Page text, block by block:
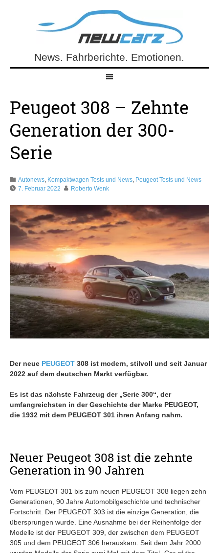
NewCarz.deNews. Fahrberichte. Emotionen.
Peugeot 308 – Zehnte
Generation der 300-
Serie
Autonews, Kompaktwagen Tests und News, Peugeot Tests und News
7. Februar 2022
Roberto Wenk
Der neue PEUGEOT 308 ist modern, stilvoll und seit Januar
2022 auf dem deutschen Markt verfügbar.
Es ist das nächste Fahrzeug der „Serie 300“, der
umfangreichsten in der Geschichte der Marke PEUGEOT,
die 1932 mit dem PEUGEOT 301 ihren Anfang nahm.
Neuer Peugeot 308 ist die zehnte
Generation in 90 Jahren
Vom PEUGEOT 301 bis zum neuen PEUGEOT 308 liegen zehn
Generationen, 90 Jahre Automobilgeschichte und technischer
Fortschritt. Der PEUGEOT 303 ist die einzige Generation, die
übersprungen wurde. Eine Ausnahme bei der Reihenfolge der
Modelle ist der PEUGEOT 309, der zwischen dem PEUGEOT
305 und dem PEUGEOT 306 herauskam. Seit dem Jahr 2000